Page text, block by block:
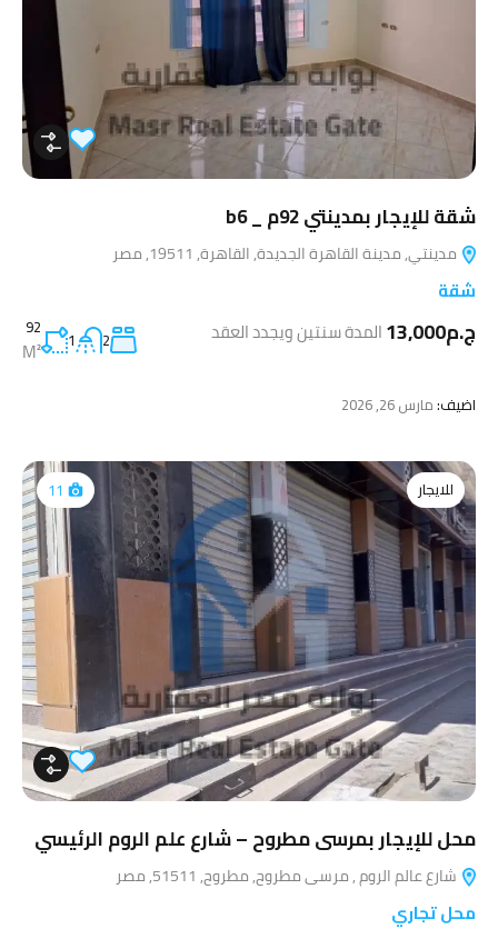
شقة للإيجار بمدينتي 92م _ b6
مدينتي, مدينة القاهرة الجديدة, القاهرة, 19511, مصر
شقة
ج.م13,000 المدة سنتين ويجدد العقد 2
1
92
M²
اضيف:مارس 26, 2026
للايجار 11
محل للإيجار بمرسى مطروح – شارع علم الروم الرئيسي
شارع عالم الروم , مرسى مطروح, مطروح, 51511, مصر
محل تجاري